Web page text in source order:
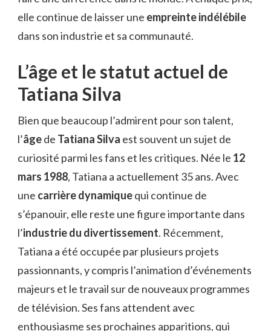
elle continue de laisser une empreinte indélébile
dans son industrie et sa communauté.
L’âge et le statut actuel de
Tatiana Silva
Bien que beaucoup l’admirent pour son talent,
l’âgede Tatiana Silva est souvent un sujet de
curiosité parmi les fans et les critiques. Née le 12
mars 1988, Tatiana a actuellement 35 ans. Avec
une carrière dynamiquequi continue de
s’épanouir, elle reste une figure importante dans
l’industrie du divertissement. Récemment,
Tatiana a été occupée par plusieurs projets
passionnants, y compris l’animation d’événements
majeurs et le travail sur de nouveaux programmes
de télévision. Ses fans attendent avec
enthousiasme ses prochaines apparitions, qui